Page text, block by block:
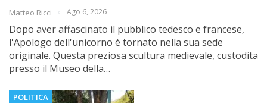
Matteo Ricci Ago 6, 2026
Dopo aver affascinato il pubblico tedesco e francese,
l'Apologo dell'unicorno è tornato nella sua sede
originale. Questa preziosa scultura medievale, custodita
presso il Museo della…
POLITICA